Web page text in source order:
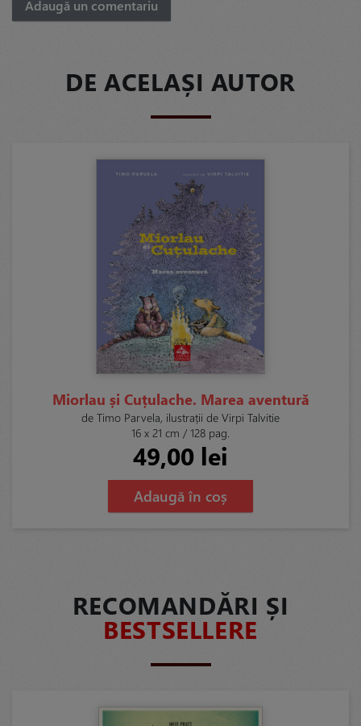
Adaugă un comentariu
DE ACELAȘI AUTOR
Miorlau și Cuțulache. Marea aventură
de Timo Parvela, ilustrații de Virpi Talvitie
16 x 21 cm / 128 pag.
49,00 lei
Adaugă în coș
RECOMANDĂRI ȘI
BESTSELLERE